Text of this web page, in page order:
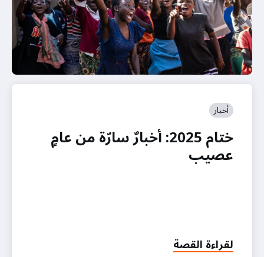
أخبار
ختام 2025: أخبارٌ سارّة من عامٍ
عصيب
لقراءة القصة